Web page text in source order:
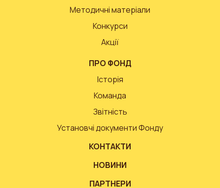
Методичні матеріали
Конкурси
Акції
ПРО ФОНД
Історія
Команда
Звітність
Установчі документи Фонду
КОНТАКТИ
НОВИНИ
ПАРТНЕРИ